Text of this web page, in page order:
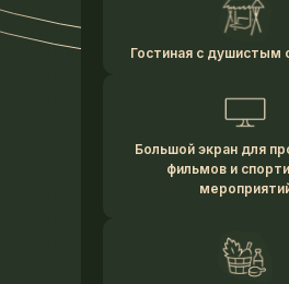
Гостиная с душистым
Большой экран для
фильмов и